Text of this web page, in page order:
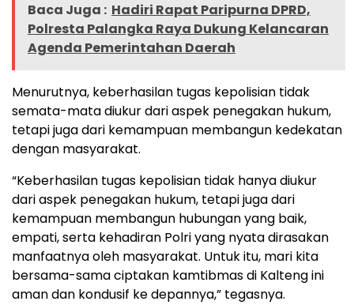
Baca Juga : Hadiri Rapat Paripurna DPRD,
Polresta Palangka Raya Dukung Kelancaran
Agenda Pemerintahan Daerah
Menurutnya, keberhasilan tugas kepolisian tidak
semata-mata diukur dari aspek penegakan hukum,
tetapi juga dari kemampuan membangun kedekatan
dengan masyarakat.
“Keberhasilan tugas kepolisian tidak hanya diukur
dari aspek penegakan hukum, tetapi juga dari
kemampuan membangun hubungan yang baik,
empati, serta kehadiran Polri yang nyata dirasakan
manfaatnya oleh masyarakat. Untuk itu, mari kita
bersama-sama ciptakan kamtibmas di Kalteng ini
aman dan kondusif ke depannya,” tegasnya.